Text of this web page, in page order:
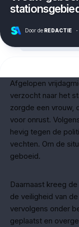
Door de REDACTIE ·
Afgelopen
verzocht naar het
zorgde een vrouw,
voor onrust.
hevig tegen de
vechten. Om de
geboeid.
Daarnaast kreeg
de veiligheid van
vervolgens onder
geplaatst en